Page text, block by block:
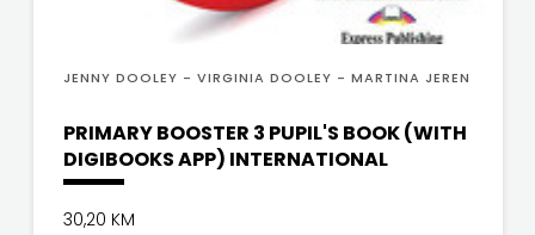
JENNY DOOLEY - VIRGINIA DOOLEY - MARTINA JEREN
PRIMARY BOOSTER 3 PUPIL'S BOOK (WITH
DIGIBOOKS APP) INTERNATIONAL
30,20 KM